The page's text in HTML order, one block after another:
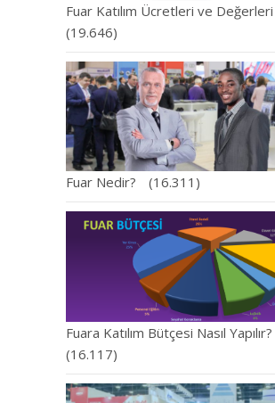
Fuar Katılım Ücretleri ve Değerleri
(19.646)
Fuar Nedir? (16.311)
Fuara Katılım Bütçesi Nasıl Yapılır?
(16.117)